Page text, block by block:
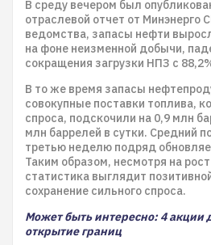
В среду вечером был
отраслевой отчет от Минэнерго
ведомства, запасы нефти
на фоне неизменной добычи,
сокращения загрузки НПЗ с
В то же время запасы
совокупные поставки топлива,
спроса, подскочили на 0,9 млн
млн баррелей в сутки. Средний
третью неделю подряд
Таким образом, несмотря на
статистика выглядит
сохранение сильного спроса.
Может быть интересно: 4 акции
открытие границ